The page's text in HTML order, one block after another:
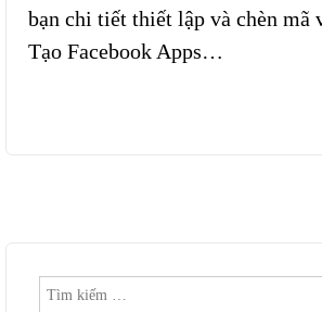
bạn chi tiết thiết lập và chèn mã
Tạo Facebook Apps…
Tìm